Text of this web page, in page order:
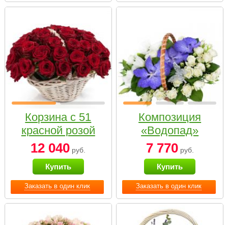
Заказать в один клик
Корзина с 51
красной розой
12 040 руб.
Купить
Заказать в один клик
Композиция
«Водопад»
7 770руб.
Купить